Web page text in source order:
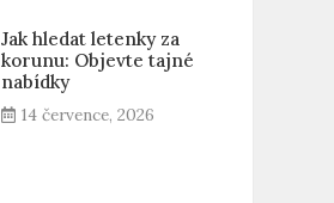
Jak hledat letenky za
korunu: Objevte tajné
nabídky
14 července, 2026